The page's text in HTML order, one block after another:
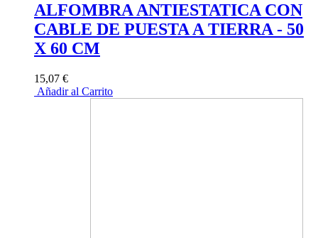
ALFOMBRA ANTIESTATICA CON
CABLE DE PUESTA A TIERRA - 50
X 60 CM
15,07 €
Añadir al Carrito